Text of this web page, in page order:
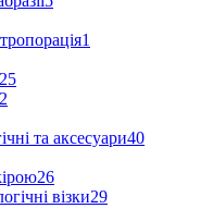
1
25
та аксесуари40
26
візки29